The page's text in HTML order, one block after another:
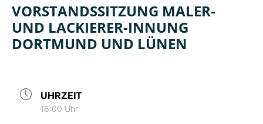
VORSTANDSSITZUNG MALER-
UND LACKIERER-INNUNG
DORTMUND UND LÜNEN
UHRZEIT
16:00 Uhr